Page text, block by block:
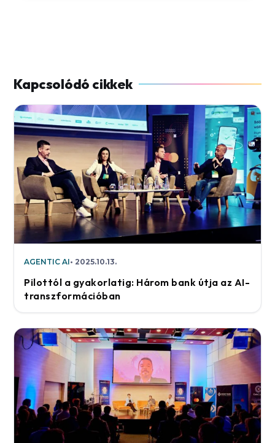
AGENTIC AI 2025.10.13.
Pilottól a gyakorlatig: Három bank útja az AI-
transzformációban